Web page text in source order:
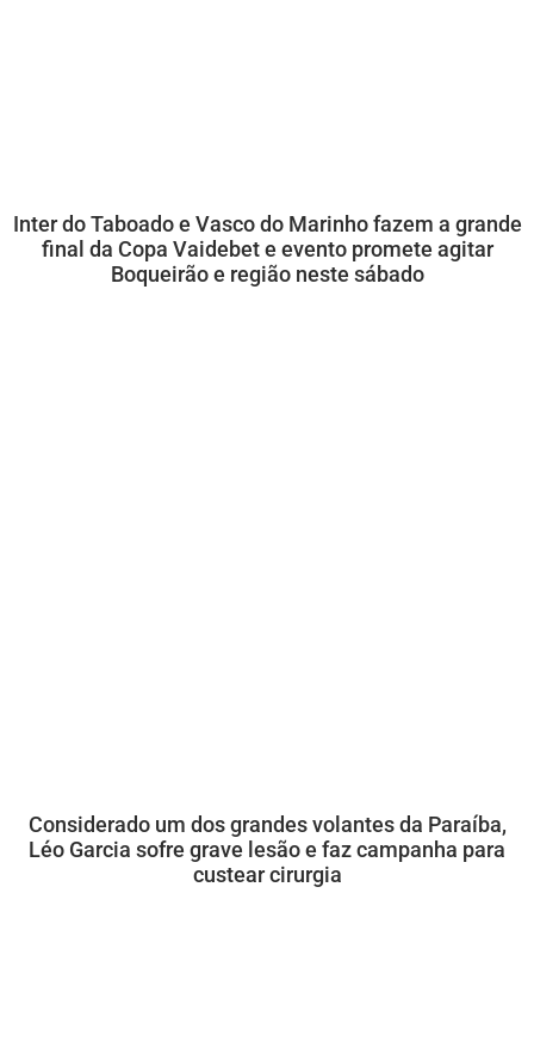
Inter do Taboado e Vasco do Marinho fazem a grande
final da Copa Vaidebet e evento promete agitar
Boqueirão e região neste sábado
Considerado um dos grandes volantes da Paraíba,
Léo Garcia sofre grave lesão e faz campanha para
custear cirurgia